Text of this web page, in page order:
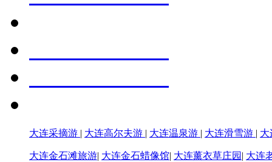
大连采摘游 | 大连高尔夫游 | 大连温泉游 | 大连滑雪游 |
大连金石滩旅游| 大连金石蜡像馆| 大连薰衣草庄园 | 大连